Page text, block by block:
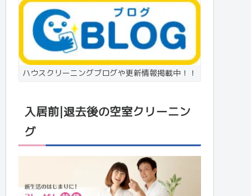
ハウスクリーニングブログや更新情報掲載中！！
入居前|退去後の空室クリーニン
グ